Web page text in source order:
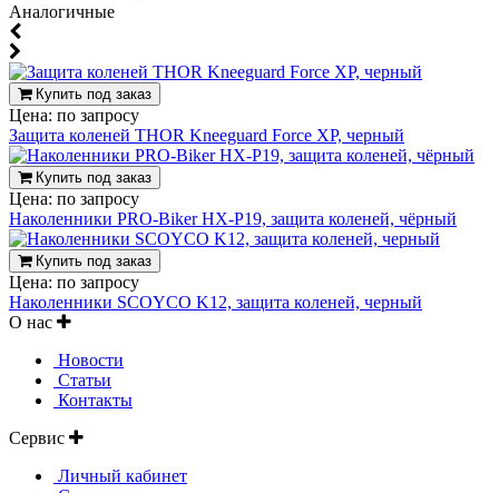
Аналогичные
Купить под заказ
Цена: по запросу
Защита коленей THOR Kneeguard Force XP, черный
Купить под заказ
Цена: по запросу
Наколенники PRO-Biker HX-P19, защита коленей, чёрный
Купить под заказ
Цена: по запросу
Наколенники SCOYCO K12, защита коленей, черный
О нас
Новости
Статьи
Контакты
Сервис
Личный кабинет